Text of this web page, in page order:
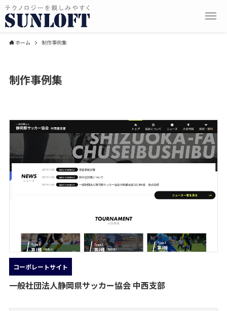
ホーム 制作事例集
制作事例集
コーポレートサイト
一般社団法人静岡県サッカー協会 中西支部